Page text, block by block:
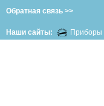
Обратная связь >>
Наши сайты: Приборы